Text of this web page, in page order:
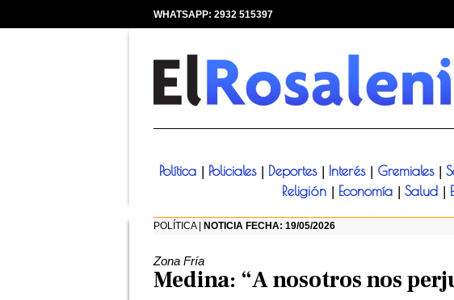
WHATSAPP: 2932 515397
Política
Policiales Deportes Interés Gremiales
Religión Economía Salud
POLÍTICA | NOTICIA FECHA: 19/05/2026
Zona Fría
Medina: “A nosotros nos